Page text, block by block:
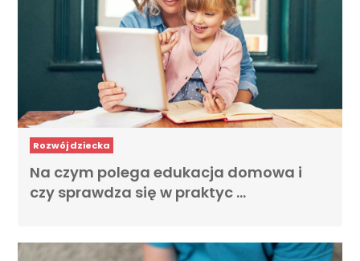
Rozwój dziecka
Na czym polega edukacja domowa i
czy sprawdza się w praktyc …